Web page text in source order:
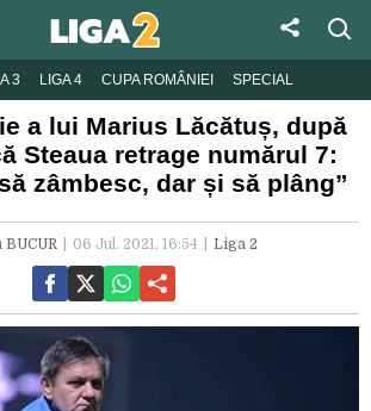
3 LIGA 4 CUPA ROMÂNIEI SPECIAL
a lui Marius Lăcătuș, după
Steaua retrage numărul 7:
zâmbesc, dar și să plâng”
BUCUR 06 Jul. 2021, 16:54 Liga 2